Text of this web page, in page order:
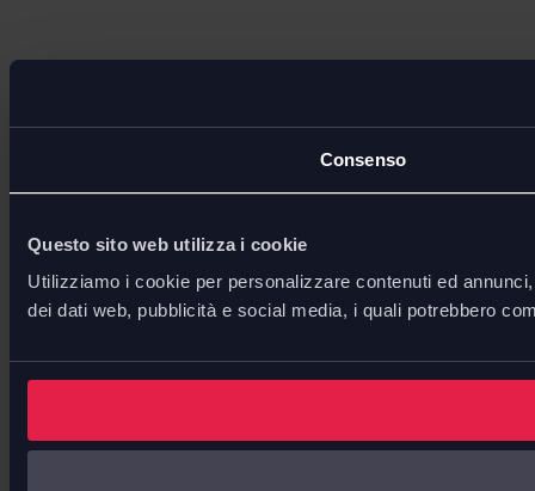
Consenso
Questo sito web utilizza i cookie
Utilizziamo i cookie per personalizzare contenuti ed
dei dati web, pubblicità e social media, i quali potrebbero